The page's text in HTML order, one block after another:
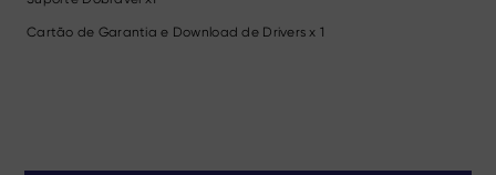
Cartão de Garantia e Download de Drivers x 1